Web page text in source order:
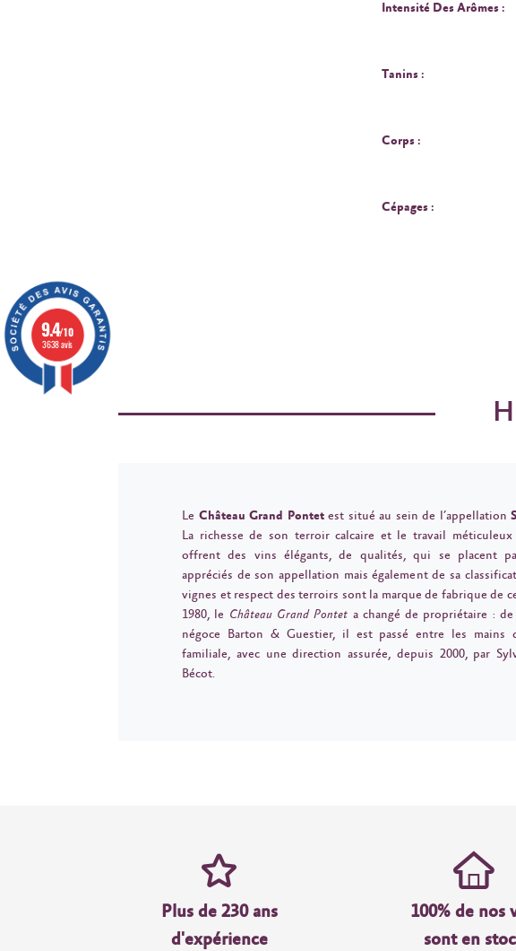
Intensité Des Arômes :
Tanins :
Corps :
Cépages :
Le Château Grand Pontetest situé au sein de l’appellation
La richesse de son terroir calcaire et le travail méticuleux
offrent des vins élégants, de qualités, qui se placent
appréciés de son appellation mais également de sa
vignes et respect des terroirs sont la marque de fabrique de
1980, le Château Grand Pontet a changé de propriétaire :
négoce Barton & Guestier, il est passé entre les mains
familiale, avec une direction assurée, depuis 2000, par
Bécot.
Plus de 230 ans
d'expérience
100% de nos
sont en
9.4/10
3638 avis